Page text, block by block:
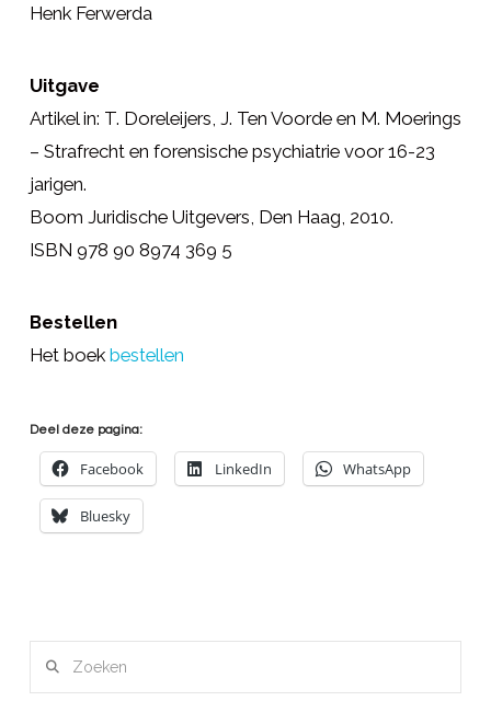
Henk Ferwerda
Uitgave
Artikel in: T. Doreleijers, J. Ten Voorde en M. Moerings
– Strafrecht en forensische psychiatrie voor 16-23
jarigen.
Boom Juridische Uitgevers, Den Haag, 2010.
ISBN 978 90 8974 369 5
Bestellen
Het boek bestellen
Deel deze pagina:
Facebook LinkedIn WhatsApp
Bluesky